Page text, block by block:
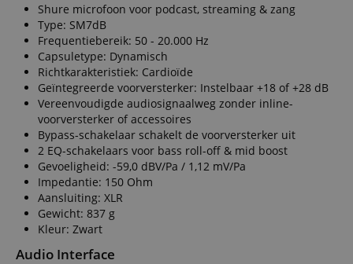
Shure microfoon voor podcast, streaming & zang
Type: SM7dB
Frequentiebereik: 50 - 20.000 Hz
Capsuletype: Dynamisch
Richtkarakteristiek: Cardioïde
Geïntegreerde voorversterker: Instelbaar +18 of +28 dB
Vereenvoudigde audiosignaalweg zonder inline-
voorversterker of accessoires
Bypass-schakelaar schakelt de voorversterker uit
2 EQ-schakelaars voor bass roll-off & mid boost
Gevoeligheid: -59,0 dBV/Pa / 1,12 mV/Pa
Impedantie: 150 Ohm
Aansluiting: XLR
Gewicht: 837 g
Kleur: Zwart
Audio Interface